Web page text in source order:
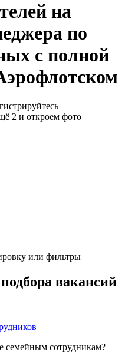
на
по
с полной
2 и откроем фото
или фильтры
вакансий
семейным сотрудникам?